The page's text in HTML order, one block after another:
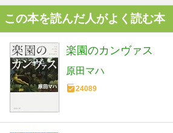
この本を読んだ人がよく読む本
楽園のカンヴァス
原田マハ
24089